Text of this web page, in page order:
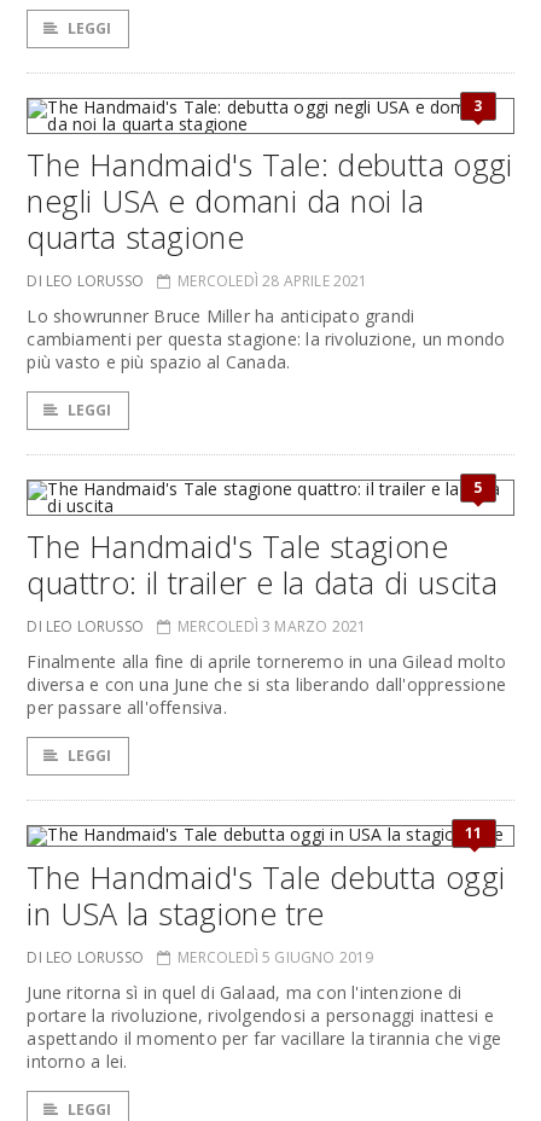
LEGGI
3
The Handmaid's Tale: debutta oggi
negli USA e domani da noi la
quarta stagione
DI LEO LORUSSO MERCOLEDÌ 28 APRILE 2021
Lo showrunner Bruce Miller ha anticipato grandi
cambiamenti per questa stagione: la rivoluzione, un mondo
più vasto e più spazio al Canada.
LEGGI
5
The Handmaid's Tale stagione
quattro: il trailer e la data di uscita
DI LEO LORUSSO MERCOLEDÌ 3 MARZO 2021
Finalmente alla fine di aprile torneremo in una Gilead molto
diversa e con una June che si sta liberando dall'oppressione
per passare all'offensiva.
LEGGI
11
The Handmaid's Tale debutta oggi
in USA la stagione tre
DI LEO LORUSSO MERCOLEDÌ 5 GIUGNO 2019
June ritorna sì in quel di Galaad, ma con l'intenzione di
portare la rivoluzione, rivolgendosi a personaggi inattesi e
aspettando il momento per far vacillare la tirannia che vige
intorno a lei.
LEGGI